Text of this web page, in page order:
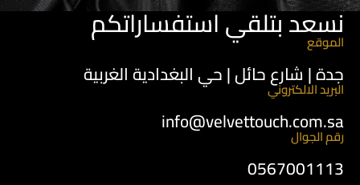
نسعد بتلقي استفساراتكم
الموقع
جدة | شارع حائل | حي البغدادية الغربية
البريد الالكتروني
info@velvettouch.com.sa
رقم الجوال
0567001113